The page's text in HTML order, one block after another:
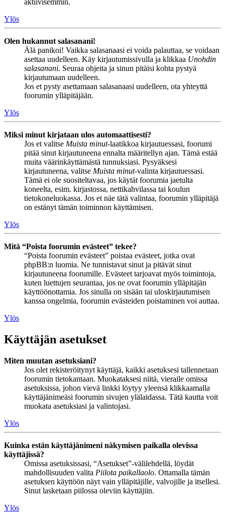
aktiivisemmin.
Ylös
Olen hukannut salasanani!
Älä panikoi! Vaikka salasanaasi ei voida palauttaa, se voidaan
asettaa uudelleen. Käy kirjautumissivulla ja klikkaa Unohdin
salasanani. Seuraa ohjeita ja sinun pitäisi kohta pystyä
kirjautumaan uudelleen.
Jos et pysty asettamaan salasanaasi uudelleen, ota yhteyttä
foorumin ylläpitäjään.
Ylös
Miksi minut kirjataan ulos automaattisesti?
Jos et valitse Muista minut-laatikkoa kirjautuessasi, foorumi
pitää sinut kirjautuneena ennalta määritellyn ajan. Tämä estää
muita väärinkäyttämästä tunnuksiasi. Pysyäksesi
kirjautuneena, valitse Muista minut-valinta kirjautuessasi.
Tämä ei ole suositeltavaa, jos käytät foorumia jaetulta
koneelta, esim. kirjastossa, nettikahvilassa tai koulun
tietokoneluokassa. Jos et näe tätä valintaa, foorumin ylläpitäjä
on estänyt tämän toiminnon käyttämisen.
Ylös
Mitä “Poista foorumin evästeet” tekee?
“Poista foorumin evästeet” poistaa evästeet, jotka ovat
phpBB:n luomia. Ne tunnistavat sinut ja pitävät sinut
kirjautuneena foorumille. Evästeet tarjoavat myös toimintoja,
kuten luettujen seurantaa, jos ne ovat foorumin ylläpitäjän
käyttöönottamia. Jos sinulla on sisään tai uloskirjautumisen
kanssa ongelmia, foorumin evästeiden poistaminen voi auttaa.
Ylös
Käyttäjän asetukset
Miten muutan asetuksiani?
Jos olet rekisteröitynyt käyttäjä, kaikki asetuksesi tallennetaan
foorumin tietokantaan. Muokataksesi niitä, vieraile omissa
asetuksissa, johon vievä linkki löytyy yleensä klikkaamalla
käyttäjänimeäsi foorumin sivujen ylälaidassa. Tätä kautta voit
muokata asetuksiasi ja valintojasi.
Ylös
Kuinka estän käyttäjänimeni näkymisen paikalla olevissa
käyttäjissä?
Omissa asetuksissasi, “Asetukset”-välilehdellä, löydät
mahdollisuuden valita Piilota paikallaolo. Ottamalla tämän
asetuksen käyttöön näyt vain ylläpitäjille, valvojille ja itsellesi.
Sinut lasketaan piilossa oleviin käyttäjiin.
Ylös